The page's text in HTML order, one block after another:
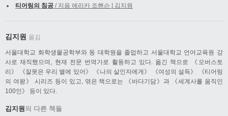
티어링의 침공 / 지음 에리카 조핸슨 | 김지원
김지원 옮김
서울대학교 화학생물공학부와 동 대학원을 졸업하고 서울대학교 언어교육원 강
사로 재직했으며, 현재 전문 번역가로 활동하고 있다. 옮긴 책으로 《오버스토
리》 《잘못은 우리 별에 있어》 《나의 살인자에게》 《여성의 설득》 《티어링
의 여왕》 시리즈 등이 있고, 엮은 책으로는 《바다기담》과 《세계사를 움직인
100인》 등이 있다.
김지원 의 다른 책들